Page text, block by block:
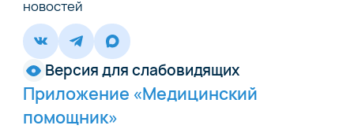
новостей
Версия для слабовидящих
Приложение «Медицинский
помощник»